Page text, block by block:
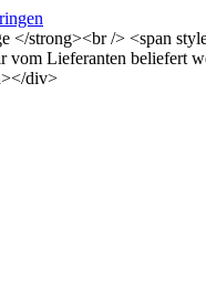
strong><br /> <span
Lieferanten
div>